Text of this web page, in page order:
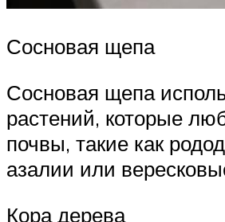
Сосновая щепа
Сосновая щепа
растений, которые
почвы, такие как
азалии или
Кора дерева